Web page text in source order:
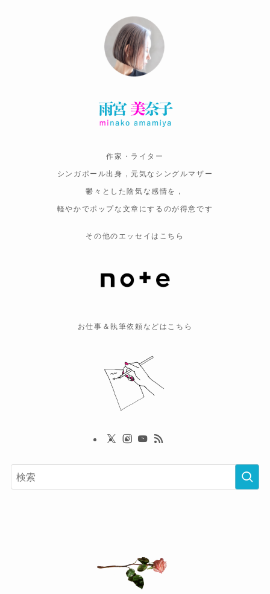
作家・ライター
シンガポール出身，元気なシングルマザー
鬱々とした陰気な感情を，
軽やかでポップな文章にするのが得意です
その他のエッセイはこちら
お仕事＆執筆依頼などはこちら